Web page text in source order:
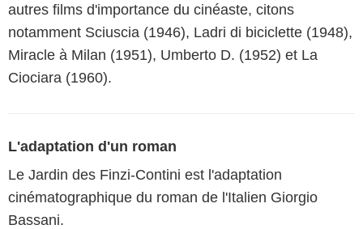
autres films d'importance du cinéaste, citons
notamment Sciuscia (1946), Ladri di biciclette (1948),
Miracle à Milan (1951), Umberto D. (1952) et La
Ciociara (1960).
L'adaptation d'un roman
Le Jardin des Finzi-Contini est l'adaptation
cinématographique du roman de l'Italien Giorgio
Bassani.